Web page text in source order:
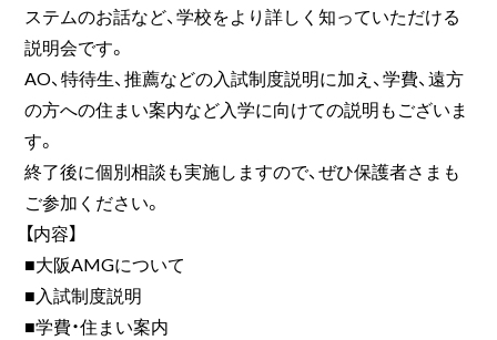
ステムのお話など、学校をより詳しく知っていただける
説明会です。
AO、特待生、推薦などの入試制度説明に加え、学費、遠方
の方への住まい案内など入学に向けての説明もございま
す。
終了後に個別相談も実施しますので、ぜひ保護者さまも
ご参加ください。
【内容】
■大阪AMGについて
■入試制度説明
■学費・住まい案内